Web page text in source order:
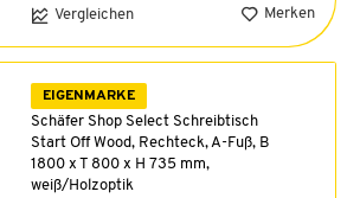
Vergleichen Merken
EIGENMARKE
Schäfer Shop Select Schreibtisch
Start Off Wood, Rechteck, A-Fuß, B
1800 x T 800 x H 735 mm,
weiß/Holzoptik